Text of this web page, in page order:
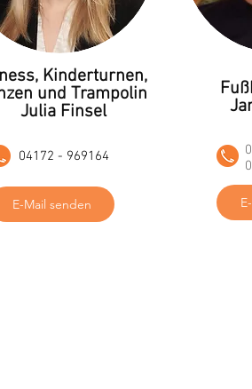
Kinderturnen,
und Trampolin
Julia Finsel
04172 - 969164
E-Mail senden